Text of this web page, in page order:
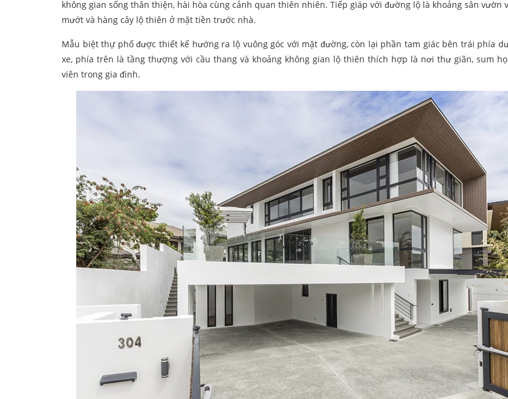
không gian sống thân thiện, hài hòa cùng cảnh quan thiên nhiên. Tiếp giáp với đường lộ là khoảng sân vườn
mướt và hàng cây lộ thiên ở mặt tiền trước nhà.
Mẫu biệt thự phố được thiết kế hướng ra lộ vuông góc với mặt đường, còn lại phần tam giác bên trái phía
xe, phía trên là tầng thượng với cầu thang và khoảng không gian lộ thiên thích hợp là nơi thư giãn, sum
viên trong gia đình.